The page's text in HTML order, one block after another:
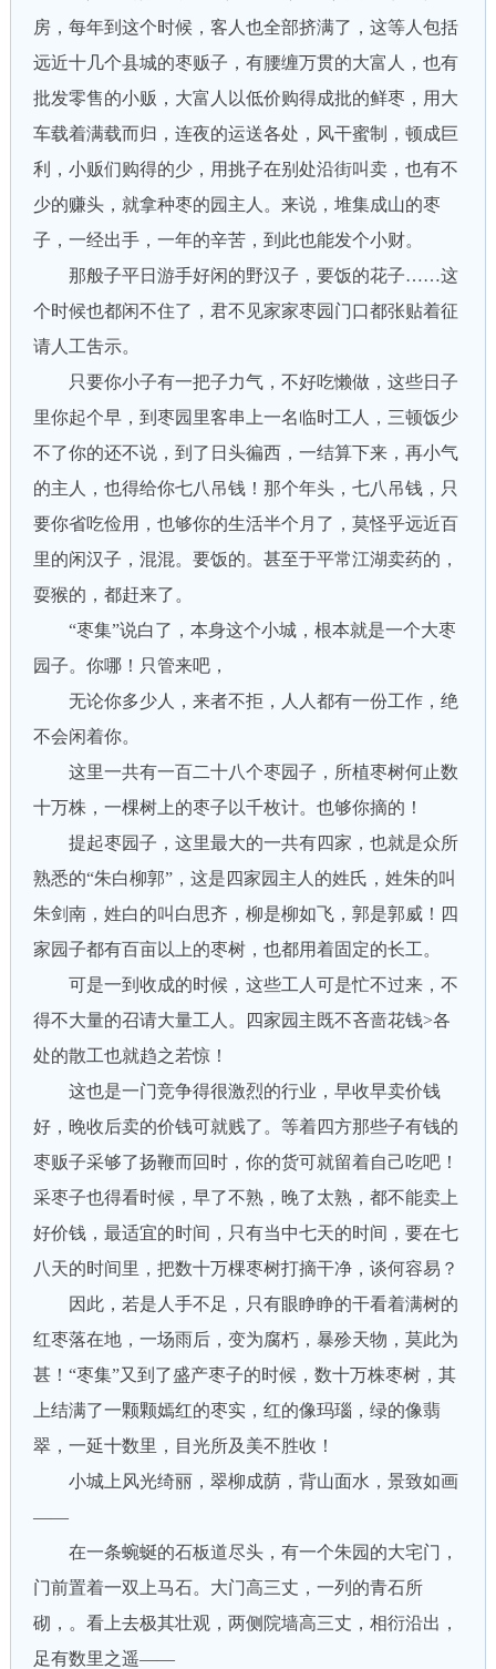
房，每年到这个时候，客人也全部挤满了，这等人包括
远近十几个县城的枣贩子，有腰缠万贯的大富人，也有
批发零售的小贩，大富人以低价购得成批的鲜枣，用大
车载着满载而归，连夜的运送各处，风干蜜制，顿成巨
利，小贩们购得的少，用挑子在别处沿街叫卖，也有不
少的赚头，就拿种枣的园主人。来说，堆集成山的枣
子，一经出手，一年的辛苦，到此也能发个小财。
那般子平日游手好闲的野汉子，要饭的花子……这
个时候也都闲不住了，君不见家家枣园门口都张贴着征
请人工吿示。
只要你小子有一把子力气，不好吃懒做，这些日子
里你起个早，到枣园里客串上一名临时工人，三顿饭少
不了你的还不说，到了日头徧西，一结算下来，再小气
的主人，也得给你七八吊钱！那个年头，七八吊钱，只
要你省吃俭用，也够你的生活半个月了，莫怪乎远近百
里的闲汉子，混混。要饭的。甚至于平常江湖卖药的，
耍猴的，都赶来了。
“枣集”说白了，本身这个小城，根本就是一个大枣
园子。你哪！只管来吧，
无论你多少人，来者不拒，人人都有一份工作，绝
不会闲着你。
这里一共有一百二十八个枣园子，所植枣树何止数
十万株，一棵树上的枣子以千枚计。也够你摘的！
提起枣园子，这里最大的一共有四家，也就是众所
熟悉的“朱白柳郭”，这是四家园主人的姓氏，姓朱的叫
朱剑南，姓白的叫白思齐，柳是柳如飞，郭是郭威！四
家园子都有百亩以上的枣树，也都用着固定的长工。
可是一到收成的时候，这些工人可是忙不过来，不
得不大量的召请大量工人。四家园主既不吝啬花钱>各
处的散工也就趋之若惊！
这也是一门竞争得很激烈的行业，早收早卖价钱
好，晚收后卖的价钱可就贱了。等着四方那些子有钱的
枣贩子采够了扬鞭而回时，你的货可就留着自己吃吧！
采枣子也得看时候，早了不熟，晚了太熟，都不能卖上
好价钱，最适宜的时间，只有当中七天的时间，要在七
八天的时间里，把数十万棵枣树打摘干净，谈何容易？
因此，若是人手不足，只有眼睁睁的干看着满树的
红枣落在地，一场雨后，变为腐朽，暴殄天物，莫此为
甚！“枣集”又到了盛产枣子的时候，数十万株枣树，其
上结满了一颗颗嫣红的枣实，红的像玛瑙，绿的像翡
翠，一延十数里，目光所及美不胜收！
小城上风光绮丽，翠柳成荫，背山面水，景致如画
——
在一条蜿蜒的石板道尽头，有一个朱园的大宅门，
门前置着一双上马石。大门高三丈，一列的青石所
砌，。看上去极其壮观，两侧院墙高三丈，相衍沿出，
足有数里之遥——